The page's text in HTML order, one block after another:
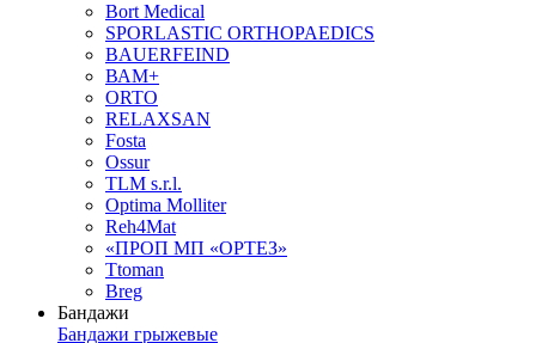
Bort Medical
SPORLASTIC ORTHOPAEDICS
BAUERFEIND
ВАМ+
ORTO
RELAXSAN
Fosta
Ossur
TLM s.r.l.
Optima Molliter
Reh4Mat
«ПРОП МП «ОРТЕЗ»
Ttoman
Breg
Бандажи
Бандажи грыжевые